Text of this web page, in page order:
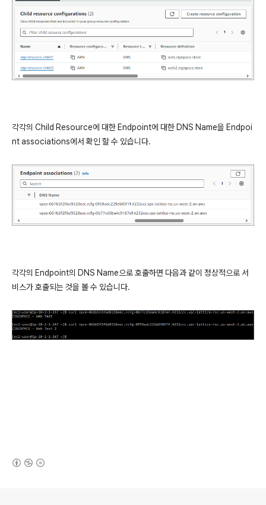
각각의 Child Resource에 대한 Endpoint에 대한 DNS Name을 Endpoi
nt associations에서 확인 할 수 있습니다.
각각의 Endpoint의 DNS Name으로 호출하면 다음과 같이 정상적으로 서
비스가 호출되는 것을 볼 수 있습니다.